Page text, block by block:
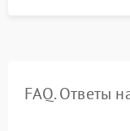
FAQ. Ответы